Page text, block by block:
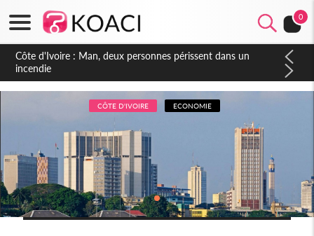
0
Côte d'Ivoire : Séileu, la célébration de la fête nationale
transformée en vaste campagne contre les produits
dépigmentants dangereux
CÔTE D'IVOIRE ECONOMIE